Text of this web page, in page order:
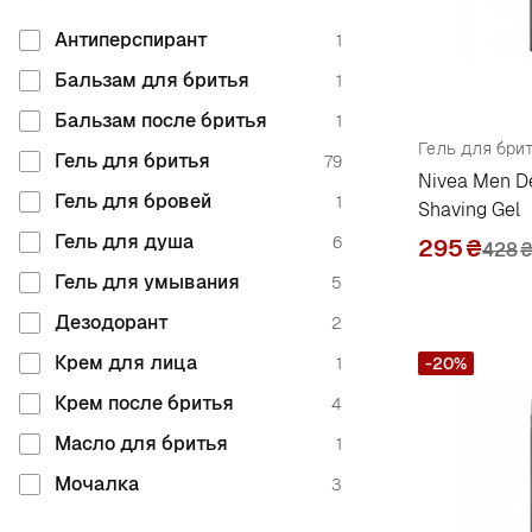
N
Nivea
10
P
Paul Mitchell
1
Payot 2
Penhaligon's 1
Previa 2
R
S
Франция 10
Швеция 1
Шотландия 1
Антиперспирант 1
Бальзам для бритья 1
Бальзам после бритья 1
Гель для бритья 79
Гель для бровей 1
Гель для душа 6
Гель для умывания 5
Дезодорант 2
Крем для лица 1
Крем после бритья 4
Масло для бритья 1
Мочалка 3
Nivea Men
Shaving Gel
295₴428₴
-20%